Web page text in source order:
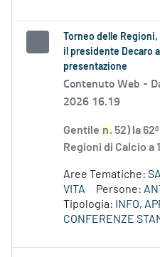
Torneo delle
il presidente Decaro
presentazione
Contenuto Web -
2026 16.19
Gentile n. 52) la
Regioni di Calcio a
Aree Tematiche:
VITA
Persone:
Tipologia:
INFO,
CONFERENZE